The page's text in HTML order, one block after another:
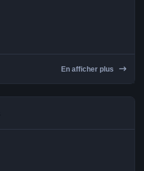
En afficher plus